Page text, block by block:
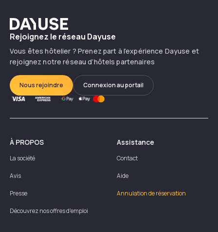
Dayuse
Rejoignez le réseau Dayuse
Vous êtes hôtelier ? Prenez part à l’expérience Dayuse et
rejoignez notre réseau d’hôtels partenaires
Nous rejoindre Connexion au portail
À PROPOS
La société
Avis
Presse
Découvrez nos offres d'emploi
Assistance
Contact
Aide
Annulation de réservation